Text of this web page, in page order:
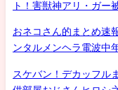
ト！害獣神アリ・ガー
おネコさん的まとめ速
ンタルメンヘラ電波中
スケバン！デカッフル